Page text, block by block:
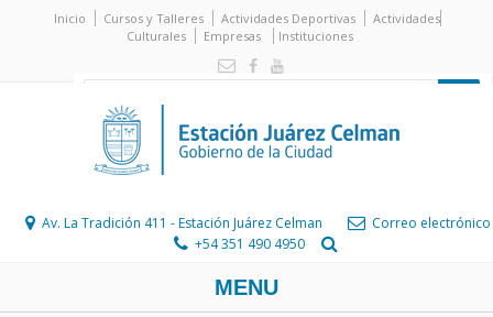
Inicio Cursos y Talleres Actividades Deportivas
Actividades
Culturales
Empresas Instituciones
Av. La Tradición 411 - Estación Juárez Celman
Correo electrónico
+54 351 490 4950
MENU